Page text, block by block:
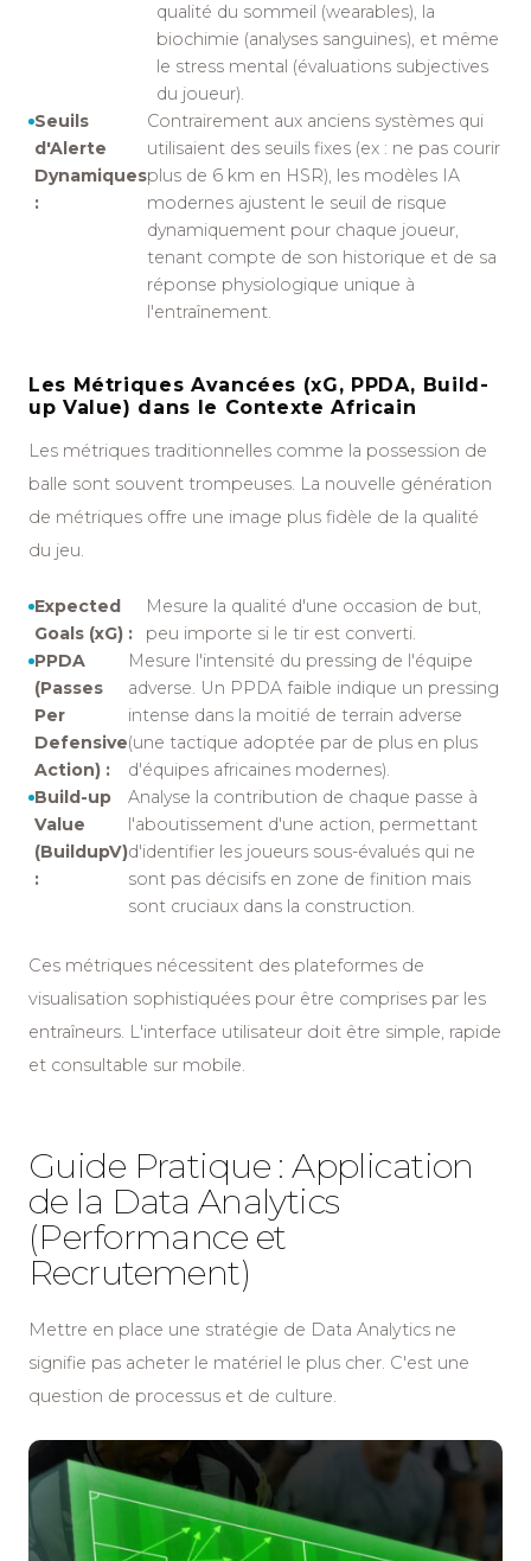
qualité du sommeil (wearables), la
biochimie (analyses sanguines), et même
le stress mental (évaluations subjectives
du joueur).
Seuils
d'Alerte
Dynamiques
:
Contrairement aux anciens systèmes qui
utilisaient des seuils fixes (ex : ne pas courir
plus de 6 km en HSR), les modèles IA
modernes ajustent le seuil de risque
dynamiquement pour chaque joueur,
tenant compte de son historique et de sa
réponse physiologique unique à
l'entraînement.
Les Métriques Avancées (xG, PPDA, Build-
up Value) dans le Contexte Africain
Les métriques traditionnelles comme la possession de
balle sont souvent trompeuses. La nouvelle génération
de métriques offre une image plus fidèle de la qualité
du jeu.
Expected
Goals (xG) :
Mesure la qualité d'une occasion de but,
peu importe si le tir est converti.
PPDA
(Passes
Per
Defensive
Action) :
Mesure l'intensité du pressing de l'équipe
adverse. Un PPDA faible indique un pressing
intense dans la moitié de terrain adverse
(une tactique adoptée par de plus en plus
d'équipes africaines modernes).
Build-up
Value
(BuildupV)
:
Analyse la contribution de chaque passe à
l'aboutissement d'une action, permettant
d'identifier les joueurs sous-évalués qui ne
sont pas décisifs en zone de finition mais
sont cruciaux dans la construction.
Ces métriques nécessitent des plateformes de
visualisation sophistiquées pour être comprises par les
entraîneurs. L'interface utilisateur doit être simple, rapide
et consultable sur mobile.
Guide Pratique : Application
de la Data Analytics
(Performance et
Recrutement)
Mettre en place une stratégie de Data Analytics ne
signifie pas acheter le matériel le plus cher. C'est une
question de processus et de culture.